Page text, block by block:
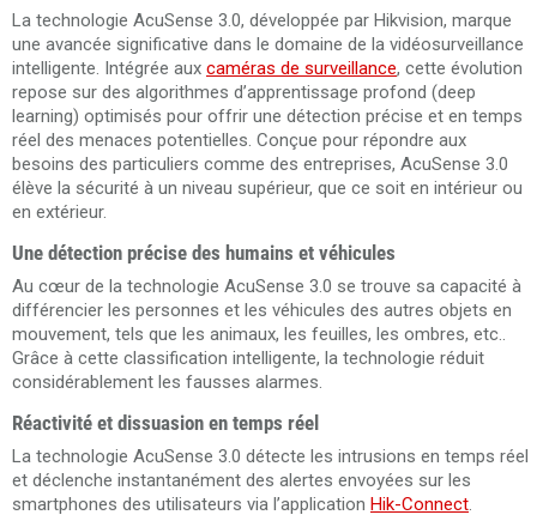
La technologie AcuSense 3.0, développée par Hikvision, marque
une avancée significative dans le domaine de la vidéosurveillance
intelligente. Intégrée aux caméras de surveillance, cette évolution
repose sur des algorithmes d’apprentissage profond (deep
learning) optimisés pour offrir une détection précise et en temps
réel des menaces potentielles. Conçue pour répondre aux
besoins des particuliers comme des entreprises, AcuSense 3.0
élève la sécurité à un niveau supérieur, que ce soit en intérieur ou
en extérieur.
Une détection précise des humains et véhicules
Au cœur de la technologie AcuSense 3.0 se trouve sa capacité à
différencier les personnes et les véhicules des autres objets en
mouvement, tels que les animaux, les feuilles, les ombres, etc..
Grâce à cette classification intelligente, la technologie réduit
considérablement les fausses alarmes.
Réactivité et dissuasion en temps réel
La technologie AcuSense 3.0 détecte les intrusions en temps réel
et déclenche instantanément des alertes envoyées sur les
smartphones des utilisateurs via l’application Hik-Connect.